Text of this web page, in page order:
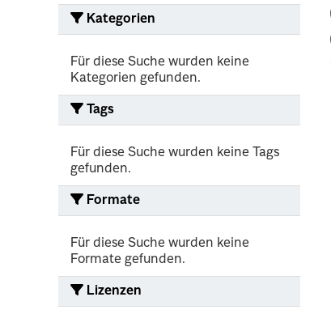
Kategorien
Für diese Suche wurden keine
Kategorien gefunden.
Tags
Für diese Suche wurden keine Tags
gefunden.
Formate
Für diese Suche wurden keine
Formate gefunden.
Lizenzen